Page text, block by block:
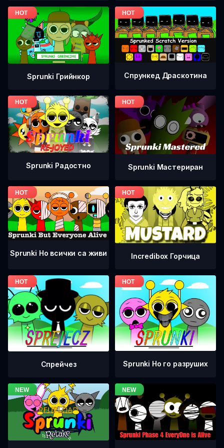
Sprunki Грийнкор Спрункед Драскотина
Sprunki Радостно Sprunki Мастериран
Sprunki Но всички са живи Incredibox Горчица
Спрейчез Sprunki Но го разруших